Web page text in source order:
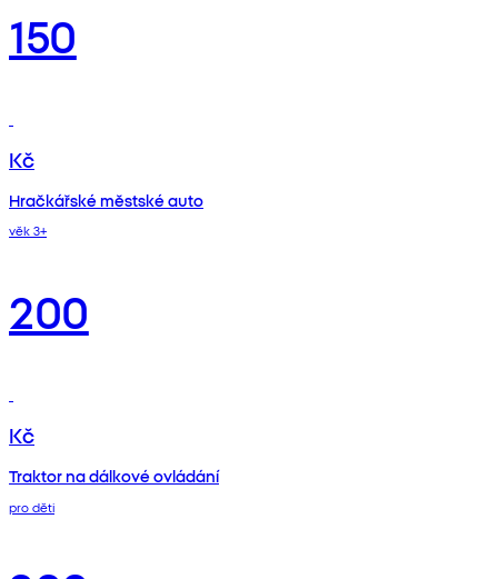
150
Kč
Hračkářské městské auto
věk 3+
200
Kč
Traktor na dálkové ovládání
pro děti